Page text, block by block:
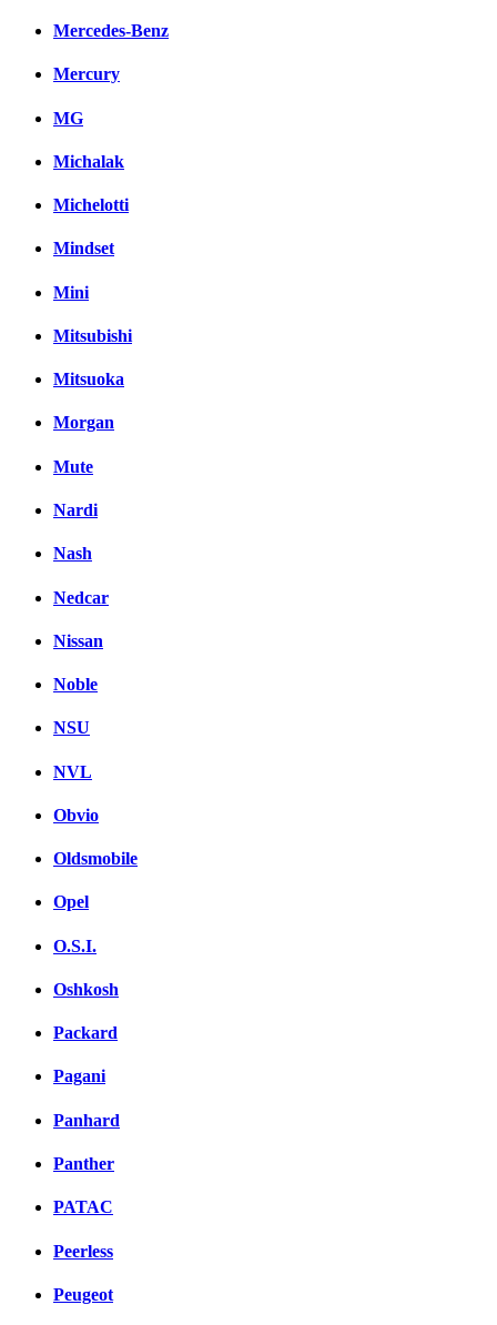
Mercedes-Benz
Mercury
MG
Michalak
Michelotti
Mindset
Mini
Mitsubishi
Mitsuoka
Morgan
Mute
Nardi
Nash
Nedcar
Nissan
Noble
NSU
NVL
Obvio
Oldsmobile
Opel
O.S.I.
Oshkosh
Packard
Pagani
Panhard
Panther
PATAC
Peerless
Peugeot